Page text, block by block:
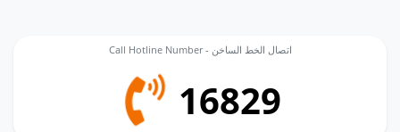
Call Hotline Number - اتصال الخط الساخن
16829